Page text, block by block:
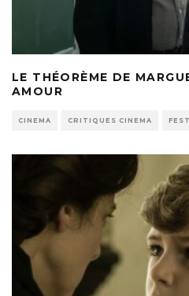
LE THÉORÈME DE
AMOUR
CINEMA CRITIQUES CINEMA